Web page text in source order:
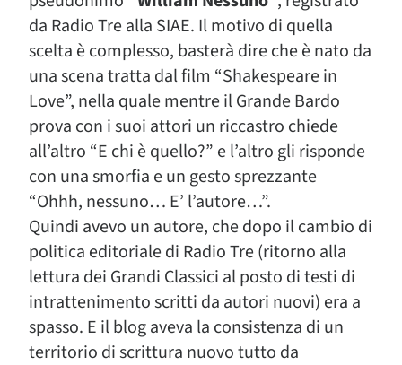
da Radio Tre alla SIAE. Il motivo di quella
scelta è complesso, basterà dire che è nato da
una scena tratta dal film “Shakespeare in
Love”, nella quale mentre il Grande Bardo
prova con i suoi attori un riccastro chiede
all’altro “E chi è quello?” e l’altro gli risponde
con una smorfia e un gesto sprezzante
“Ohhh, nessuno… E’ l’autore…”.
Quindi avevo un autore, che dopo il cambio di
politica editoriale di Radio Tre (ritorno alla
lettura dei Grandi Classici al posto di testi di
intrattenimento scritti da autori nuovi) era a
spasso. E il blog aveva la consistenza di un
territorio di scrittura nuovo tutto da